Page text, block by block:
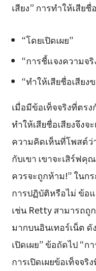
เสียง” การทำให้เสียชื่
“โดยเปิดเผย”
“การชี้แจงความจริ
“ทำให้เสียชื่อเสีย
เมื่อมีข้อเท็จจริงที่ตร
ทำให้เสียชื่อเสียงจึงจ
ความคิดเห็นที่โพสต์ว่
กับเขา เขาจะเสิร์ฟคุ
ควรจะถูกห้าม!” ในก
การปฏิบัติหรือไม่ ข้อ
เช่น Retty สามารถ
มากบนอินเทอร์เน็ต ดั
เปิดเผย” ข้อถัดไป “ก
การเปิดเผยข้อเท็จจริ